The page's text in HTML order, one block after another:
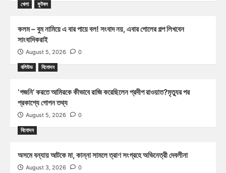
খেলা ফুটবল
কলম – বুম নামিয়ে এ বার পায়ে বল! সংবাদ নয়, এবার গোলের গল্প লিখবেন
সাংবাদিকরাই
August 5, 2026 0
বলিউড বিনোদন
‘গজনি’ করতে আমিরকে কীভাবে রাজি করেছিলেন প্রদীপ রাওয়াত?মৃত্যুর পর
প্রকাশ্যে গোপন তথ্য
August 5, 2026 0
বিনোদন
অসমে বন্যায় আটকে মা, কান্না সামলে ত্রাণ সংগ্রহে অভিনেত্রী দেবলীনা
August 3, 2026 0